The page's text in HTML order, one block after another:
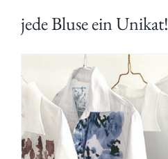
jede Bluse ein Unikat!